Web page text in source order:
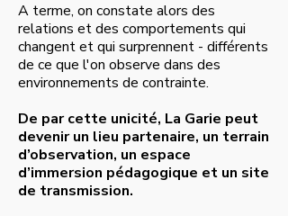
A terme, on constate alors des
relations et des comportements qui
changent et qui surprennent - différents
de ce que l'on observe dans des
environnements de contrainte.
De par cette unicité, La Garie peut
devenir un lieu partenaire, un terrain
d’observation, un espace
d’immersion pédagogique et un site
de transmission.